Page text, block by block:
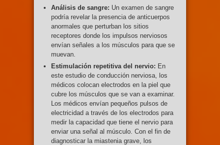
Análisis de sangre: Un examen de sangre
podría revelar la presencia de anticuerpos
anormales que perturban los sitios
receptores donde los impulsos nerviosos
envían señales a los músculos para que se
muevan.
Estimulación repetitiva del nervio: En
este estudio de conducción nerviosa, los
médicos colocan electrodos en la piel que
cubre los músculos que se van a examinar.
Los médicos envían pequeños pulsos de
electricidad a través de los electrodos para
medir la capacidad que tiene el nervio para
enviar una señal al músculo. Con el fin de
diagnosticar la miastenia grave, los